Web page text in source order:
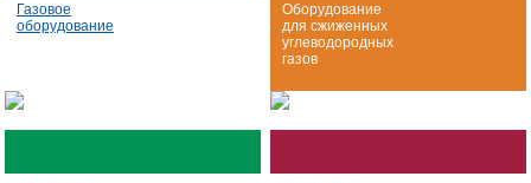
Газовое
оборудование
Оборудование
для сжиженных
углеводородных
газов